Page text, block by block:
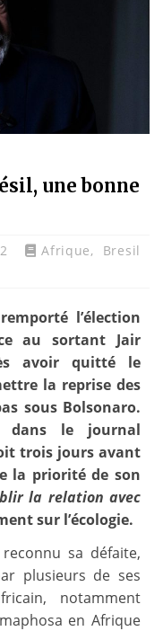
une bonne
Afrique, Bresil
l’élection
au sortant Jair
avoir quitté le
la reprise des
sous Bolsonaro.
dans le journal
trois jours avant
la priorité de son
la relation avec
sur l’écologie.
sa défaite,
plusieurs de ses
notamment
en Afrique